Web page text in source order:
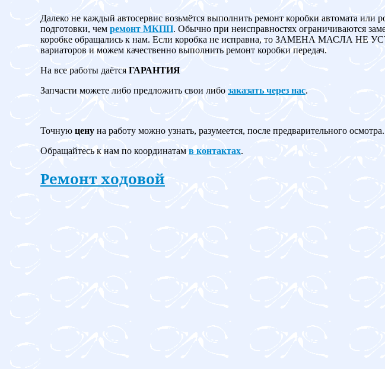
Далеко не каждый автосервис возьмётся выполнить ремонт коробки автомата или
подготовки, чем ремонт МКПП. Обычно при неисправностях ограничиваются
коробке обращались к нам. Если коробка не исправна, то ЗАМЕНА МАСЛА
вариаторов и можем качественно выполнить ремонт коробки передач.
На все работы даётся ГАРАНТИЯ
Запчасти можете либо предложить свои либо заказать через нас.
Точную цену на работу можно узнать, разумеется, после предварительного осмотра.
Обращайтесь к нам по координатам в контактах.
Ремонт ходовой